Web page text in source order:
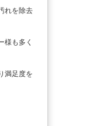
れを除去
様も多く
満足度を